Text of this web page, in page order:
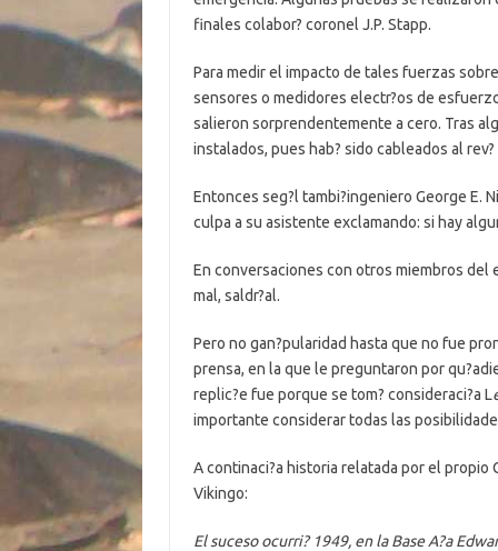
finales colabor? coronel J.P. Stapp.
Para medir el impacto de tales fuerzas
sensores o medidores electr?os de
salieron sorprendentemente a cero. Tras
instalados, pues hab? sido cableados al rev?
Entonces seg?l tambi?ingeniero George E.
culpa a su asistente exclamando: si hay
En conversaciones con otros miembros del
mal, saldr?al.
Pero no gan?pularidad hasta que no fue
prensa, en la que le preguntaron por
replic?e fue porque se tom? consideraci?a L
importante considerar todas las
A continaci?a historia relatada por el
Vikingo:
El suceso ocurri? 1949, en la Base A?a